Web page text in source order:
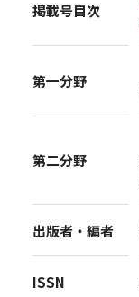
掲載号目次
第一分野
第二分野
出版者・編者
ISSN